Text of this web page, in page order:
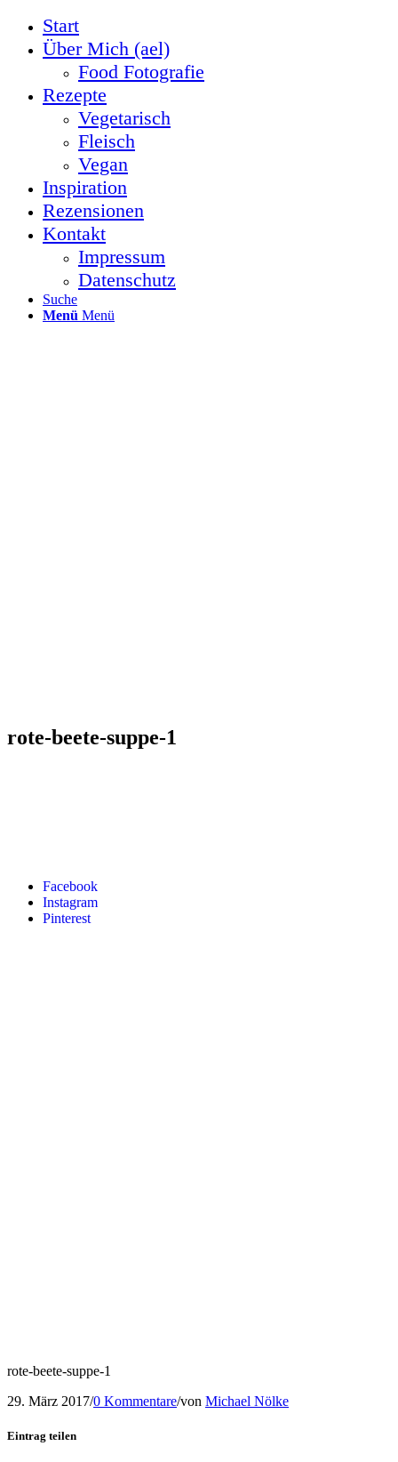
Start
Über Mich (ael)
Food Fotografie
Rezepte
Vegetarisch
Fleisch
Vegan
Inspiration
Rezensionen
Kontakt
Impressum
Datenschutz
Suche
Menü Menü
Facebook
Instagram
Pinterest
rote-beete-suppe-1
rote-beete-suppe-1
29. März 2017/0 Kommentare/von Michael Nölke
Eintrag teilen